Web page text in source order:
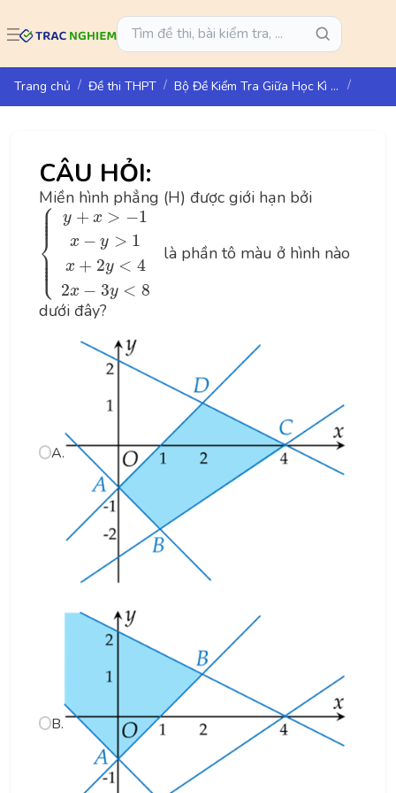
Trang chủ Đề thi THPT Bộ Đề Kiểm Tra Giữa Học Kì I - Toán 10 - Cánh Diều
CÂU HỎI:
Miền hình phẳng (H) được giới hạn bởi
⎧
⎪
⎪
⎪
⎪
⎨
⎪
⎪ ⎪ ⎪⎩
y + x > −1
x − y > 1
x + 2y < 4
2x − 3y < 8
{y+x>−1x−y>1x + 2 y<42x−3 y<8
là phần tô màu ở hình nào
dưới đây?
A.
B.